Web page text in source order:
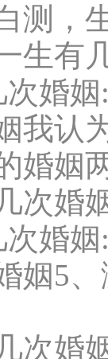
测，
生有
婚
我认
婚姻
次婚
婚
姻5
次婚